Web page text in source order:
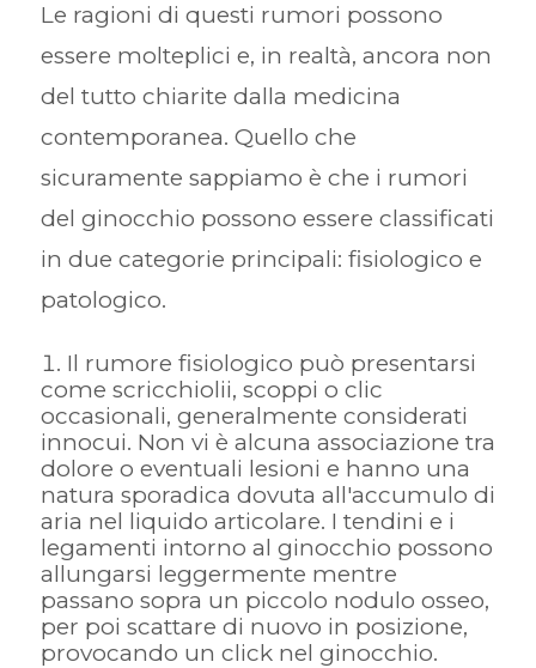
Le ragioni di questi rumori possono
essere molteplici e, in realtà, ancora non
del tutto chiarite dalla medicina
contemporanea. Quello che
sicuramente sappiamo è che i rumori
del ginocchio possono essere classificati
in due categorie principali: fisiologico e
patologico.
Il rumore fisiologico può presentarsi
come scricchiolii, scoppi o clic
occasionali, generalmente considerati
innocui. Non vi è alcuna associazione tra
dolore o eventuali lesioni e hanno una
natura sporadica dovuta all'accumulo di
aria nel liquido articolare. I tendini e i
legamenti intorno al ginocchio possono
allungarsi leggermente mentre
passano sopra un piccolo nodulo osseo,
per poi scattare di nuovo in posizione,
provocando un click nel ginocchio.